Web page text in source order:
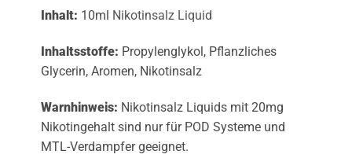
Inhalt: 10ml Nikotinsalz Liquid
Inhaltsstoffe: Propylenglykol, Pflanzliches
Glycerin, Aromen, Nikotinsalz
Warnhinweis: Nikotinsalz Liquids mit 20mg
Nikotingehalt sind nur für POD Systeme und
MTL-Verdampfer geeignet.